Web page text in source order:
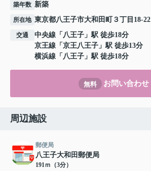
築年数 新築
所在地 東京都八王子市大和田町 ３丁目18-22
交通 中央線 「 八王子 」駅 徒歩18分
京王線 「 京王八王子 」駅 徒歩13分
横浜線 「 八王子 」駅 徒歩18分
無料 お問い合わせ
周辺施設
郵便局
八王子大和田郵便局
191ｍ（3分）